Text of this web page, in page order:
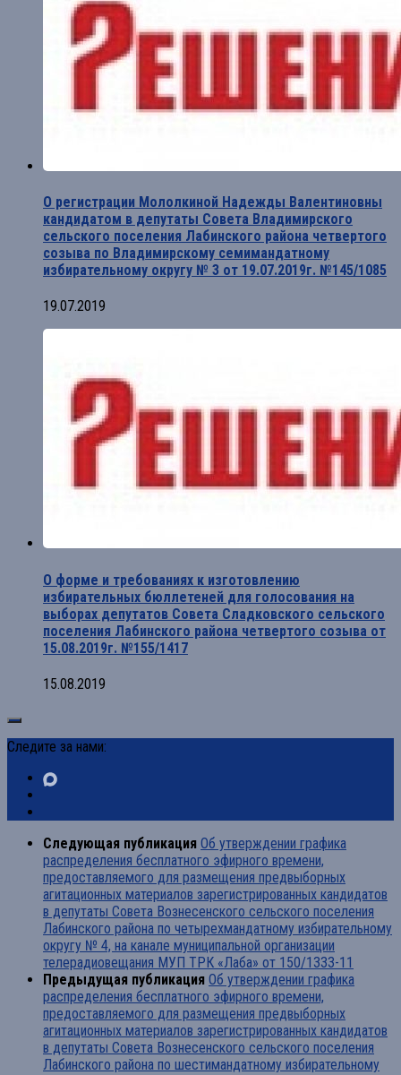
О регистрации Мололкиной Надежды Валентиновны
кандидатом в депутаты Совета Владимирского
сельского поселения Лабинского района четвертого
созыва по Владимирскому семимандатному
избирательному округу № 3 от 19.07.2019г. №145/1085
19.07.2019
О форме и требованиях к изготовлению
избирательных бюллетеней для голосования на
выборах депутатов Совета Сладковского сельского
поселения Лабинского района четвертого созыва от
15.08.2019г. №155/1417
15.08.2019
Следите за нами:
Следующая публикация Об утверждении графика
распределения бесплатного эфирного времени,
предоставляемого для размещения предвыборных
агитационных материалов зарегистрированных кандидатов
в депутаты Совета Вознесенского сельского поселения
Лабинского района по четырехмандатному избирательному
округу № 4, на канале муниципальной организации
телерадиовещания МУП ТРК «Лаба» от 150/1333-11
Предыдущая публикация Об утверждении графика
распределения бесплатного эфирного времени,
предоставляемого для размещения предвыборных
агитационных материалов зарегистрированных кандидатов
в депутаты Совета Вознесенского сельского поселения
Лабинского района по шестимандатному избирательному